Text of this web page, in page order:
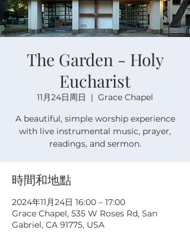
The Garden - Holy
Eucharist
11月24日周日
  |
Grace Chapel
A beautiful, simple worship experience
with live instrumental music, prayer,
readings, and sermon.
時間和地點
2024年11月24日 16:00 – 17:00
Grace Chapel, 535 W Roses Rd, San
Gabriel, CA 91775, USA